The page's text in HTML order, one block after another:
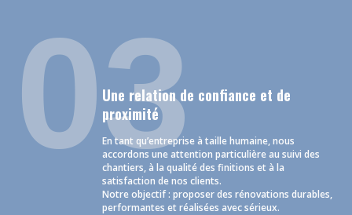
Une relation de confiance et de
proximité
En tant qu’entreprise à taille humaine, nous
accordons une attention particulière au suivi des
chantiers, à la qualité des finitions et à la
satisfaction de nos clients.
Notre objectif : proposer des rénovations durables,
performantes et réalisées avec sérieux.
03